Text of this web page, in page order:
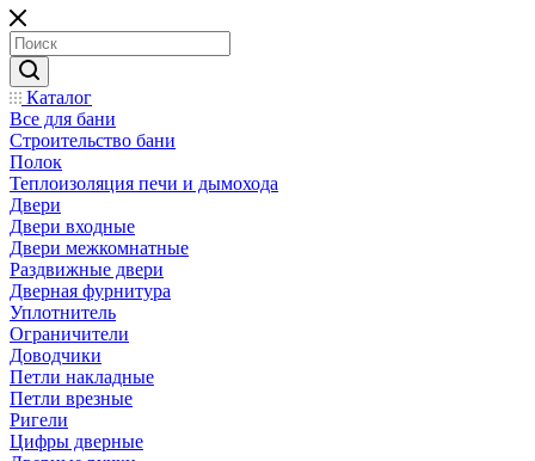
Каталог
Все для бани
Строительство бани
Полок
Теплоизоляция печи и дымохода
Двери
Двери входные
Двери межкомнатные
Раздвижные двери
Дверная фурнитура
Уплотнитель
Ограничители
Доводчики
Петли накладные
Петли врезные
Ригели
Цифры дверные